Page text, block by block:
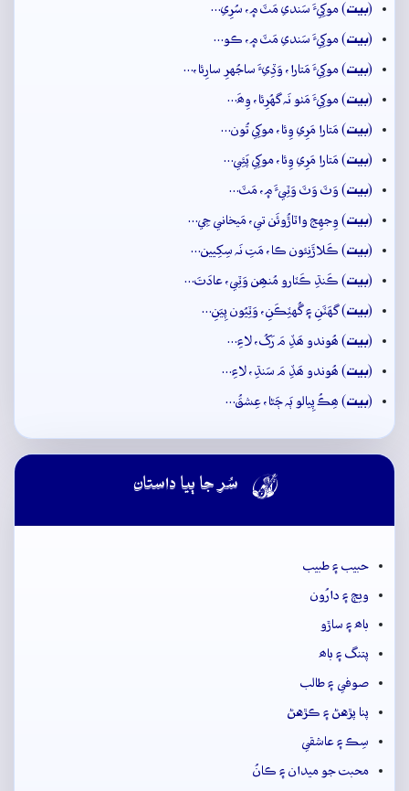
(بيت) موکِيءَ سَندي مَٽَ ۾، سُرِي…
(بيت) موکِيءَ سَندي مَٽَ ۾، ڪو…
(بيت) موکِيءَ مَتارا، وَڏِيءَ ساجُهرِ سارِئا،…
(بيت) موکِيءَ مَٺو نَہ گهُرِئا، وِھَ…
(بيت) مَتارا مَرِي وِئا، موکِي تُون…
(بيت) مَتارا مَرِي وِئا، موکِي پَئِي…
(بيت) وَٽَ وَٽَ وَٽِيءَ ۾، مَٽَ…
(بيت) وِجهِج واٽاڙُوئَن تي، مَيخاني جِي…
(بيت) ڪَلاڙَنِئون ڪا، مَتِ نَہ سِکِيين…
(بيت) ڪَنڌِ ڪَٽارو مُنھِن وَٽِي، عادَتَ…
(بيت) گهَٽَنِ ۽ گُهٽِڪَنِ، وَٽِيُون پِيَنِ…
(بيت) ھُوندو ھَڏِ مَ رَکُ، لاءِ…
(بيت) ھُوندو ھَڏِ مَ سَنڌِ، لاءِ…
(بيت) ھِڪُ پِيالو ٻَہ ڄَڻا، عِشقُ…
 سُر جا ٻيا داستان
حبيب ۽ طبيب
ويڄ ۽ دارُون
باھ ۽ ساڙو
پتنگ ۽ باھ
صوفي ۽ طالب
پنا پڙهڻ ۽ ڪڙهڻ
سِڪ ۽ عاشقي
محبت جو ميدان ۽ ڪانُ